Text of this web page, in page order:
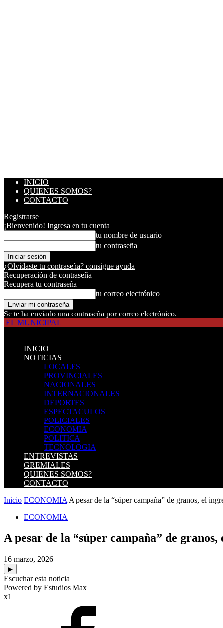
INICIO
QUIENES SOMOS?
CONTACTO
Registrarse
¡Bienvenido! Ingresa en tu cuenta
tu nombre de usuario
tu contraseña
¿Olvidaste tu contraseña? consigue ayuda
Recuperación de contraseña
Recupera tu contraseña
tu correo electrónico
Se te ha enviado una contraseña por correo electrónico.
EL MUNICIPAL
INICIO
NOTICIAS
LOCALES
PROVINCIALES
NACIONALES
INTERNACIONALES
DEPORTES
ESPECTACULOS
POLICIALES
ECONOMIA
POLITICA
TECNOLOGIA
ENTREVISTAS
GREMIALES
QUIENES SOMOS?
CONTACTO
Inicio ECONOMIA A pesar de la “súper campaña” de granos, el
ECONOMIA
A pesar de la “súper campaña” de
16 marzo, 2026
▶
Escuchar esta noticia
Powered by Estudios Max
x1